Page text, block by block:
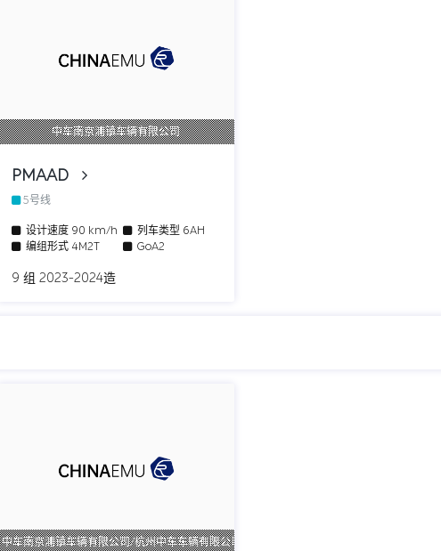
中车南京浦镇车辆有限公司
PMAAD
5号线
设计速度90 km/h 列车类型 6AH
编组形式4M2T GoA2
9 组 2023-2024造
中车南京浦镇车辆有限公司/杭州中车车辆有限公司